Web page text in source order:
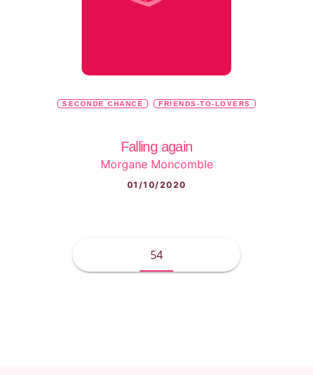
SECONDE CHANCE FRIENDS-TO-LOVERS
Falling again
Morgane Moncomble
01/10/2020
54